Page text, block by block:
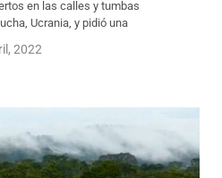
en las calles y tumbas
Ucrania, y pidió una
2022